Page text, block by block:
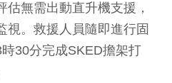
無需出動直升機支援，
視。救援人員隨即進行固
30分完成SKED擔架打